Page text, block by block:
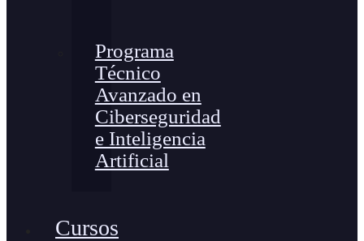
Programa
Técnico
Avanzado en
Ciberseguridad
e Inteligencia
Artificial
Cursos